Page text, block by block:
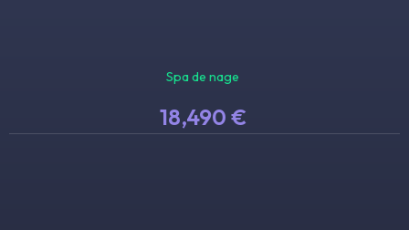
Spa de nage
18,490 €